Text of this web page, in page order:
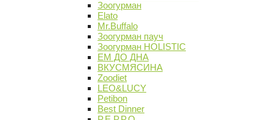
Зоогурман
Elato
Mr.Buffalo
Зоогурман пауч
Зоогурман HOLISTIC
ЕМ ДО ДНА
ВКУСМЯСИНА
Zoodiet
LEO&LUCY
Petibon
Best Dinner